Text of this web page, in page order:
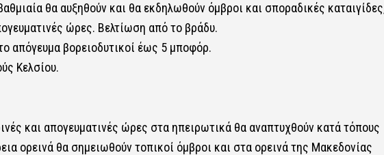
θα αυξηθούν και θα εκδηλωθούν όμβροι και σποραδικές
ώρες. Βελτίωση από το βράδυ.
απόγευμα βορειοδυτικοί έως 5 μποφόρ.
Κελσίου.
και απογευματινές ώρες στα ηπειρωτικά θα αναπτυχθούν κατά τόπους
ορεινά θα σημειωθούν τοπικοί όμβροι και στα ορεινά της Μακεδονίας